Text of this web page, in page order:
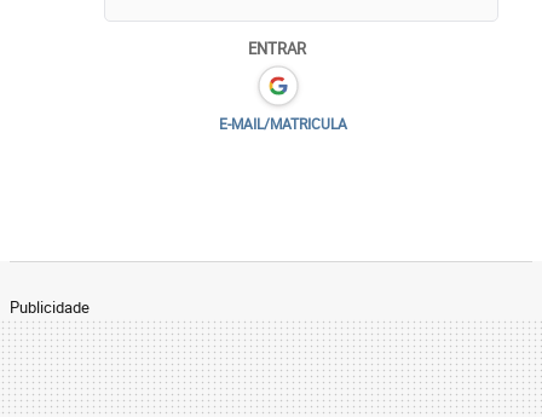
ENTRAR
E-MAIL/MATRICULA
Publicidade